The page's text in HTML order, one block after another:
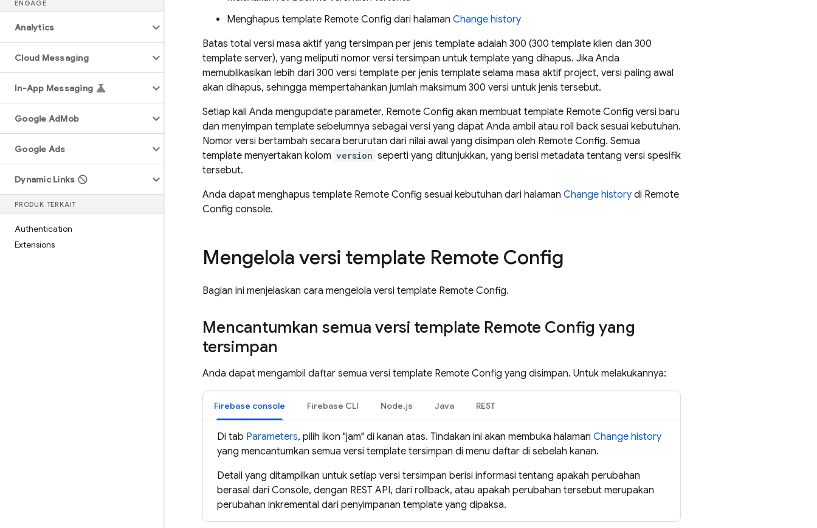
ENGAGE
Analytics
Cloud Messaging
In-App Messaging
Google AdMob
Google Ads
Dynamic Links
PRODUK TERKAIT
Authentication
Extensions
Menghapus template Remote Config dari halaman Change history
Batas total versi masa aktif yang tersimpan per jenis template adalah 300 (300 template klien dan 300
template server), yang meliputi nomor versi tersimpan untuk template yang dihapus. Jika Anda
memublikasikan lebih dari 300 versi template per jenis template selama masa aktif project, versi paling awal
akan dihapus, sehingga mempertahankan jumlah maksimum 300 versi untuk jenis tersebut.
Setiap kali Anda mengupdate parameter, Remote Config akan membuat template Remote Config versi baru
dan menyimpan template sebelumnya sebagai versi yang dapat Anda ambil atau roll back sesuai kebutuhan.
Nomor versi bertambah secara berurutan dari nilai awal yang disimpan oleh Remote Config. Semua
template menyertakan kolom version seperti yang ditunjukkan, yang berisi metadata tentang versi spesifik
tersebut.
Anda dapat menghapus template Remote Config sesuai kebutuhan dari halaman Change history di Remote
Config console.
Mengelola versi template Remote Config
Bagian ini menjelaskan cara mengelola versi template Remote Config.
Mencantumkan semua versi template Remote Config yang
tersimpan
Anda dapat mengambil daftar semua versi template Remote Config yang disimpan. Untuk melakukannya:
Firebase console Firebase CLI Node.js Java REST
Di tab Parameters, pilih ikon "jam" di kanan atas. Tindakan ini akan membuka halaman Change history
yang mencantumkan semua versi template tersimpan di menu daftar di sebelah kanan.
Detail yang ditampilkan untuk setiap versi tersimpan berisi informasi tentang apakah perubahan
berasal dari Console, dengan REST API, dari rollback, atau apakah perubahan tersebut merupakan
perubahan inkremental dari penyimpanan template yang dipaksa.